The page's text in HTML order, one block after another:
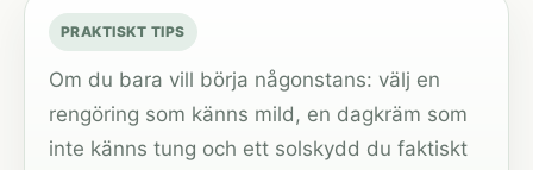
PRAKTISKT TIPS
Om du bara vill börja någonstans: välj en
rengöring som känns mild, en dagkräm som
inte känns tung och ett solskydd du faktiskt